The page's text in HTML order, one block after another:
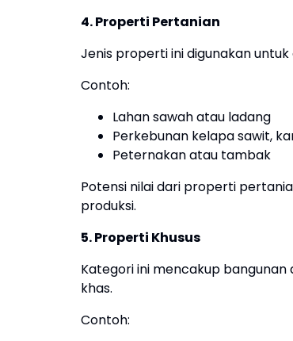
4. Properti Pertanian
Jenis properti ini digunakan
Contoh:
Lahan sawah atau ladang
Perkebunan kelapa sawit,
Peternakan atau tambak
Potensi nilai dari properti
produksi.
5. Properti Khusus
Kategori ini mencakup bangunan
khas.
Contoh: